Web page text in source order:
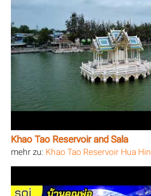
Khao Tao Reservoir and Sala
mehr zu: Khao Tao Reservoir Hua